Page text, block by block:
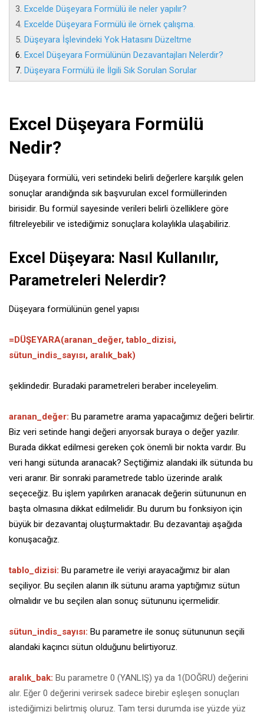
3. Excelde Düşeyara Formülü ile neler yapılır?
4. Excelde Düşeyara Formülü ile örnek çalışma.
5. Düşeyara İşlevindeki Yok Hatasını Düzeltme
6. Excel Düşeyara Formülünün Dezavantajları Nelerdir?
7. Düşeyara Formülü ile İlgili Sık Sorulan Sorular
Excel Düşeyara Formülü
Nedir?
Düşeyara formülü, veri setindeki belirli değerlere karşılık gelen
sonuçlar arandığında sık başvurulan excel formüllerinden
birisidir. Bu formül sayesinde verileri belirli özelliklere göre
filtreleyebilir ve istediğimiz sonuçlara kolaylıkla ulaşabiliriz.
Excel Düşeyara: Nasıl Kullanılır,
Parametreleri Nelerdir?
Düşeyara formülünün genel yapısı
=DÜŞEYARA(aranan_değer, tablo_dizisi,
sütun_indis_sayısı, aralık_bak)
şeklindedir. Buradaki parametreleri beraber inceleyelim.
aranan_değer: Bu parametre arama yapacağımız değeri belirtir.
Biz veri setinde hangi değeri arıyorsak buraya o değer yazılır.
Burada dikkat edilmesi gereken çok önemli bir nokta vardır. Bu
veri hangi sütunda aranacak? Seçtiğimiz alandaki ilk sütunda bu
veri aranır. Bir sonraki parametrede tablo üzerinde aralık
seçeceğiz. Bu işlem yapılırken aranacak değerin sütununun en
başta olmasına dikkat edilmelidir. Bu durum bu fonksiyon için
büyük bir dezavantaj oluşturmaktadır. Bu dezavantajı aşağıda
konuşacağız.
tablo_dizisi: Bu parametre ile veriyi arayacağımız bir alan
seçiliyor. Bu seçilen alanın ilk sütunu arama yaptığımız sütun
olmalıdır ve bu seçilen alan sonuç sütununu içermelidir.
sütun_indis_sayısı: Bu parametre ile sonuç sütununun seçili
alandaki kaçıncı sütun olduğunu belirtiyoruz.
aralık_bak: Bu parametre 0 (YANLIŞ) ya da 1(DOĞRU) değerini
alır. Eğer 0 değerini verirsek sadece birebir eşleşen sonuçları
istediğimizi belirtmiş oluruz. Tam tersi durumda ise yüzde yüz